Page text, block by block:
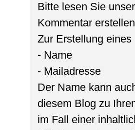
Bitte lesen Sie
Kommentar
Zur Erstellung
- Name
- Mailadresse
Der Name kann
diesem Blog zu
im Fall einer